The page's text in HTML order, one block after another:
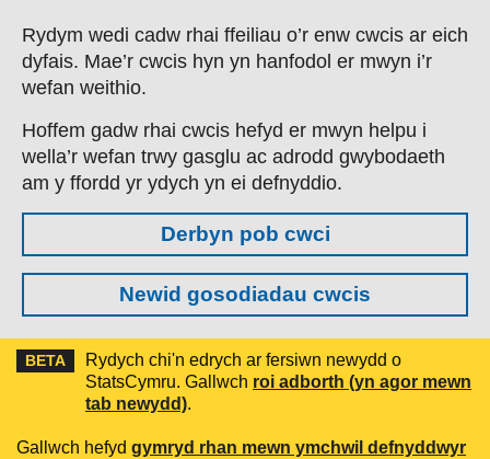
Skip to main content
Rydym wedi cadw rhai ffeiliau o’r enw cwcis ar eich
dyfais. Mae’r cwcis hyn yn hanfodol er mwyn i’r
wefan weithio.
Hoffem gadw rhai cwcis hefyd er mwyn helpu i
wella’r wefan trwy gasglu ac adrodd gwybodaeth
am y ffordd yr ydych yn ei defnyddio.
Derbyn pob cwci
Newid gosodiadau cwcis
BETA
Rydych chi'n edrych ar fersiwn newydd o
StatsCymru. Gallwch roi adborth (yn agor mewn
tab newydd).
Gallwch hefyd gymryd rhan mewn ymchwil defnyddwyr